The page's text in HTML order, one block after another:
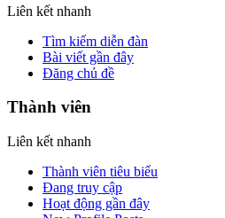
Liên kết nhanh
Tìm kiếm diễn đàn
Bài viết gần đây
Đăng chủ đề
Thành viên
Liên kết nhanh
Thành viên tiêu biểu
Đang truy cập
Hoạt động gần đây